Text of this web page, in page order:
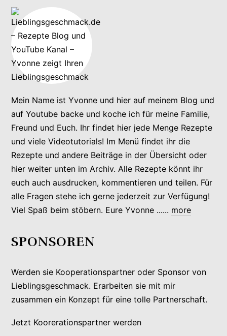
Mein Name ist Yvonne und hier auf meinem Blog und
auf Youtube backe und koche ich für meine Familie,
Freund und Euch. Ihr findet hier jede Menge Rezepte
und viele Videotutorials! Im Menü findet ihr die
Rezepte und andere Beiträge in der Übersicht oder
hier weiter unten im Archiv. Alle Rezepte könnt ihr
euch auch ausdrucken, kommentieren und teilen. Für
alle Fragen stehe ich gerne jederzeit zur Verfügung!
Viel Spaß beim stöbern. Eure Yvonne ...... more
SPONSOREN
Werden sie Kooperationspartner oder Sponsor von
Lieblingsgeschmack. Erarbeiten sie mit mir
zusammen ein Konzept für eine tolle Partnerschaft.
Jetzt Koorerationspartner werden